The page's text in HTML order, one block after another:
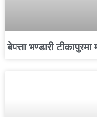
बेपत्ता भण्डारी